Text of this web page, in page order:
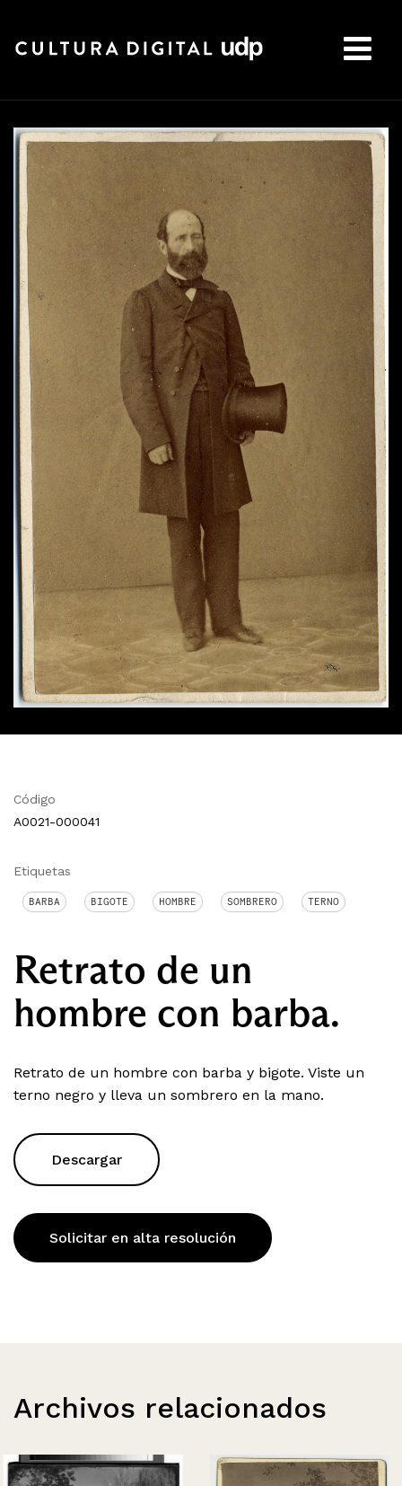
Código
A0021-000041
Etiquetas
BARBA BIGOTE HOMBRE SOMBRERO TERNO
Retrato de un
hombre con barba.
Retrato de un hombre con barba y bigote. Viste un
terno negro y lleva un sombrero en la mano.
Descargar
Solicitar en alta resolución
Archivos relacionados